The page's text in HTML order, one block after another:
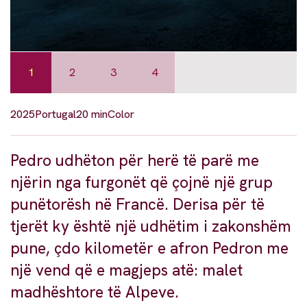
1 2 3 4
2025Portugal20 minColor
Pedro udhëton për herë të parë me
njërin nga furgonët që çojnë një grup
punëtorësh në Francë. Derisa për të
tjerët ky është një udhëtim i zakonshëm
pune, çdo kilometër e afron Pedron me
një vend që e magjeps atë: malet
madhështore të Alpeve.